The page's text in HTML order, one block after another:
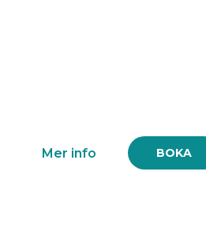
BOKA
Mer info